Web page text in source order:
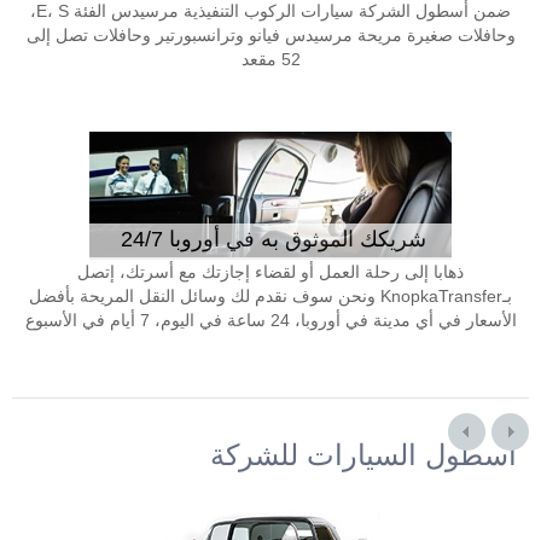
ضمن أسطول الشركة سيارات الركوب التنفيذية مرسيدس الفئة E، S،
وحافلات صغيرة مريحة مرسيدس فيانو وترانسبورتير وحافلات تصل إلى
52 مقعد
شريكك الموثوق به في أوروبا 24/7
ذهابا إلى رحلة العمل أو لقضاء إجازتك مع أسرتك، إتصل
بـKnopkaTransfer ونحن سوف نقدم لك وسائل النقل المريحة بأفضل
الأسعار في أي مدينة في أوروبا، 24 ساعة في اليوم، 7 أيام في الأسبوع
أسطول السيارات للشركة